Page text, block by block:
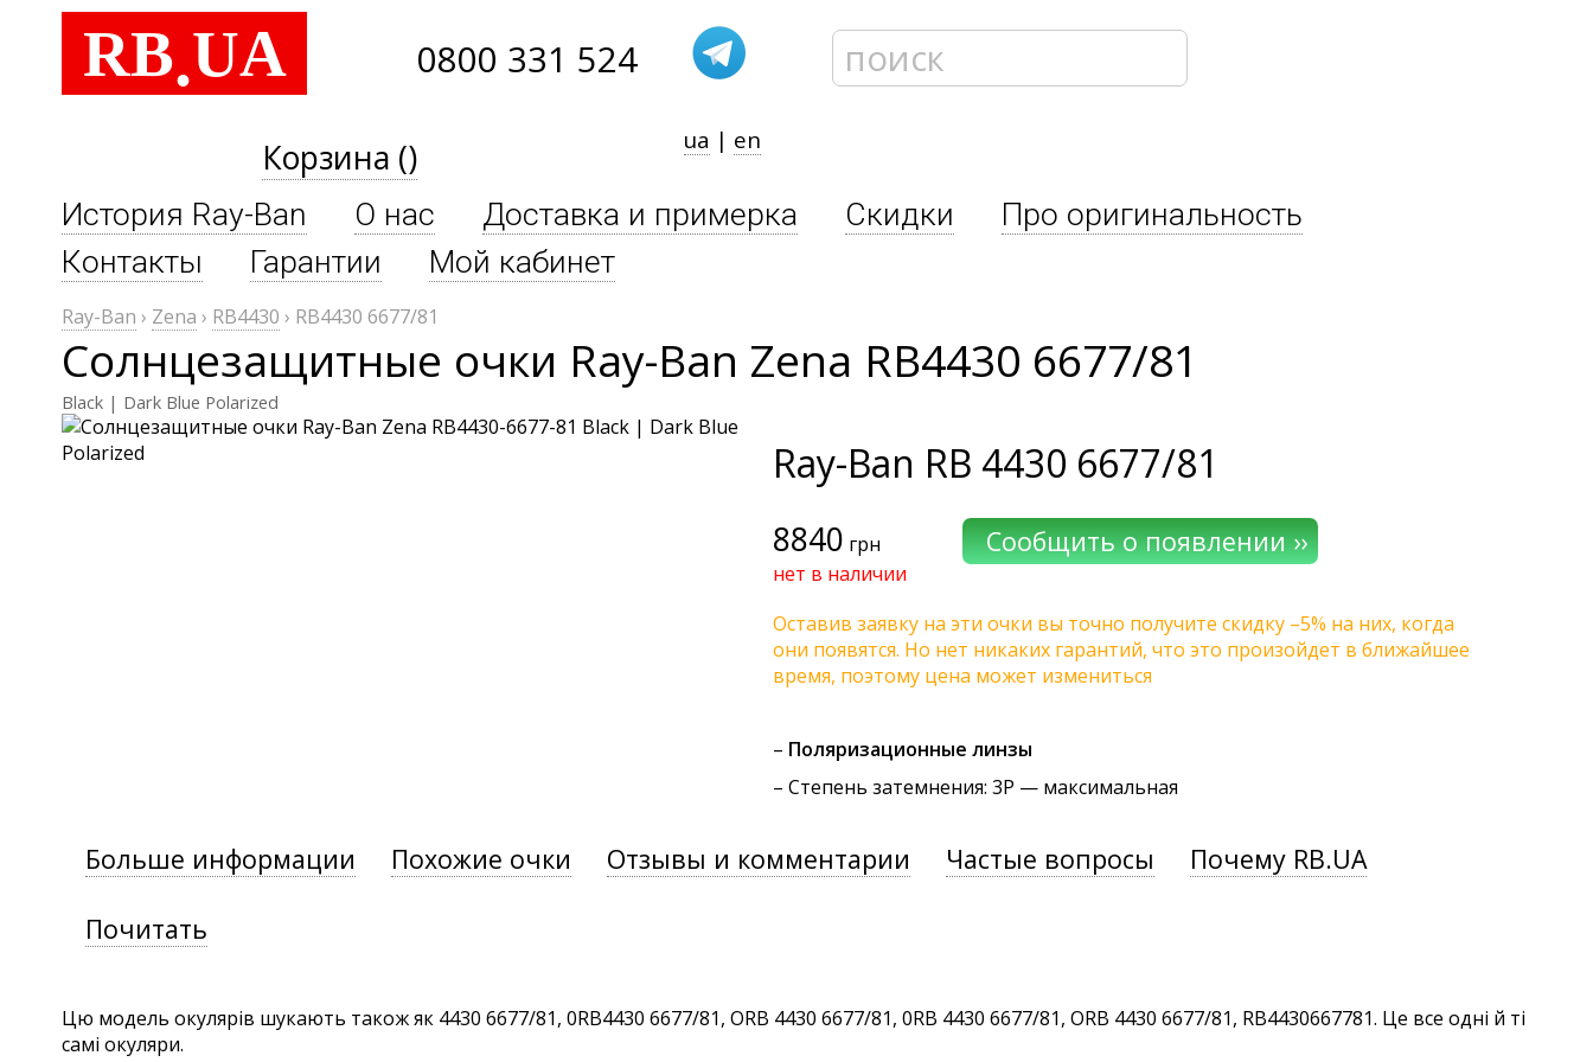
RB.UA 0800 331 524
Корзина () ua | en
История Ray-Ban О нас Доставка и примерка Скидки
Про оригинальность
Контакты
Гарантии Мой кабинет
Ray-Ban › Zena › RB4430 › RB4430 6677/81
Солнцезащитные очки Ray-Ban Zena RB4430 6677/81
Black | Dark Blue Polarized
Ray-Ban RB 4430 6677/81
8840 грн
нет в наличии
Оставив заявку на эти очки вы точно получите скидку –5% на них, когда
они появятся. Но нет никаких гарантий, что это произойдет в ближайшее
время, поэтому цена может измениться
– Поляризационные линзы
– Степень затемнения: 3P — максимальная
Больше информации Похожие очки Отзывы и комментарии Частые вопросы Почему RB.UA
Почитать
Цю модель окулярів шукають також як 4430 6677/81, 0RB4430 6677/81, ORB 4430 6677/81, 0RB 4430 6677/81, ORB 4430 6677/81, RB4430667781. Це все одні й ті
самі окуляри.